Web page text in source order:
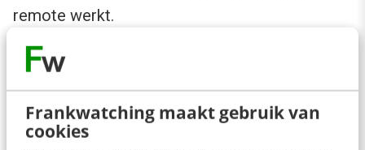
Frankwatching maakt gebruik van
cookies
remote werkt.